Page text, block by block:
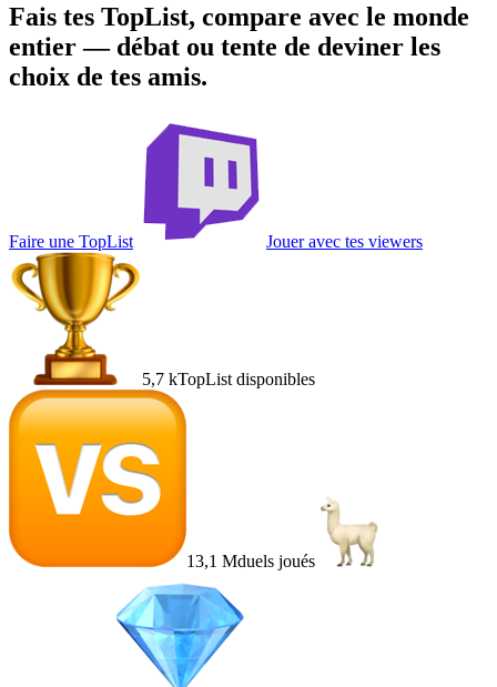
Fais tes TopList, compare avec le monde
entier — débat ou tente de deviner les
choix de tes amis.
Faire une TopList Jouer avec tes viewers
5,7 kTopList disponibles
13,1 Mduels joués